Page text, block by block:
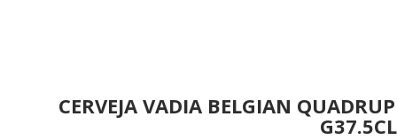
CERVEJA VADIA BELGIAN
G37.5CL